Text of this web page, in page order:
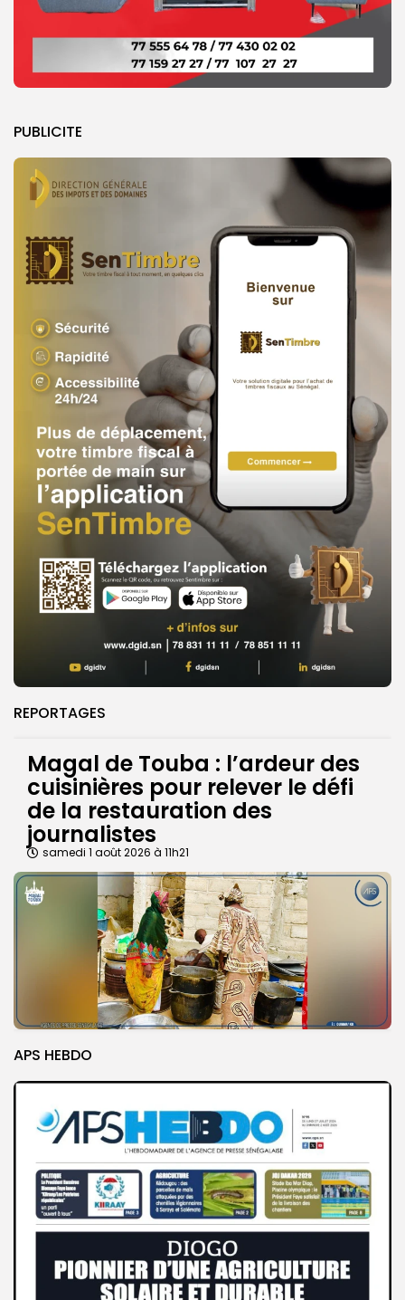
PUBLICITE
REPORTAGES
Magal de Touba : l’ardeur des
cuisinières pour relever le défi
de la restauration des
journalistes
samedi 1 août 2026 à 11h21
APS HEBDO